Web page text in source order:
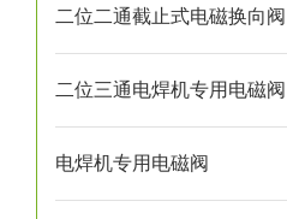
二位二通截止式电磁换向阀
二位三通电焊机专用电磁阀
电焊机专用电磁阀